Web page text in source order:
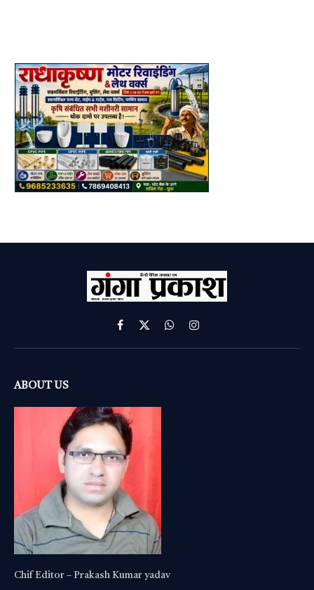
Facebook
X
WhatsAppInstagram
ABOUT US
Chif Editor – Prakash Kumar yadav